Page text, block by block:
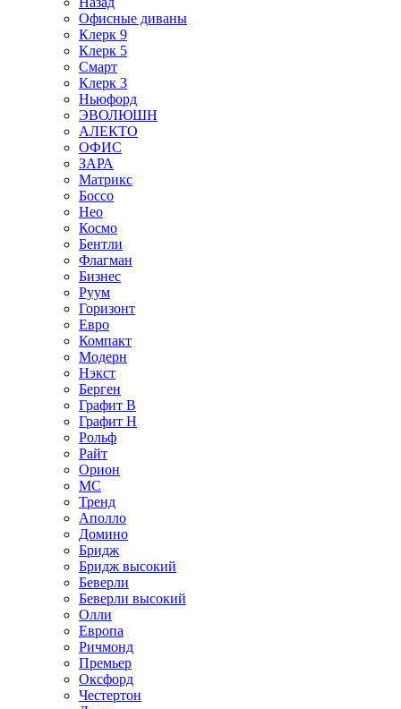
Офисные диваны
Клерк 9
Клерк 5
Смарт
Клерк 3
Ньюфорд
ЭВОЛЮШН
АЛЕКТО
ОФИС
ЗАРА
Матрикс
Боссо
Нео
Космо
Бентли
Флагман
Бизнес
Руум
Горизонт
Евро
Компакт
Модерн
Нэкст
Берген
Графит В
Графит Н
Рольф
Райт
Орион
МС
Тренд
Аполло
Домино
Бридж
Бридж высокий
Беверли
Беверли высокий
Олли
Европа
Ричмонд
Премьер
Оксфорд
Честертон